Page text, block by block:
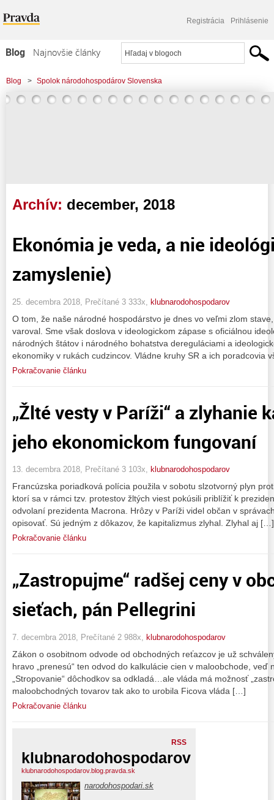
Registrácia Prihlásenie
Blog
Najnovšie články
Najčítanejšie články
Najkomentovanejšie články
Blog > Spolok národohospodárov Slovenska
Archív: december, 2018
Ekonómia je veda, a nie
zamyslenie)
25. decembra 2018, Prečítané 3 333x, klubnarodohospodarov
O tom, že naše národné hospodárstvo je dnes vo veľmi zlom
varoval. Sme však doslova v ideologickom zápase s oficiálnou
národných štátov i národného bohatstva dereguláciami a
ekonomiky v rukách cudzincov. Vládne kruhy SR a ich poradcovia
Pokračovanie článku
„Žlté vesty v Paríži“ a zlyhanie
jeho ekonomickom fungovaní
13. decembra 2018, Prečítané 3 103x, klubnarodohospodarov
Francúzska poriadková polícia použila v sobotu slzotvorný plyn
ktorí sa v rámci tzv. protestov žltých viest pokúsili priblížiť k
odvolaní prezidenta Macrona. Hrôzy v Paríži videl občan v
opisovať. Sú jedným z dôkazov, že kapitalizmus zlyhal. Zlyhal aj […]
Pokračovanie článku
„Zastropujme“ radšej ceny v
sieťach, pán Pellegrini
7. decembra 2018, Prečítané 2 988x, klubnarodohospodarov
Zákon o osobitnom odvode od obchodných reťazcov je už
hravo „prenesú“ ten odvod do kalkulácie cien v maloobchode, veď
„Stropovanie“ dôchodkov sa odkladá…ale vláda má možnosť
maloobchodných tovarov tak ako to urobila Ficova vláda […]
Pokračovanie článku
RSS
klubnarodohospodarov
klubnarodohospodarov.blog.pravda.sk
narodohospodari.sk